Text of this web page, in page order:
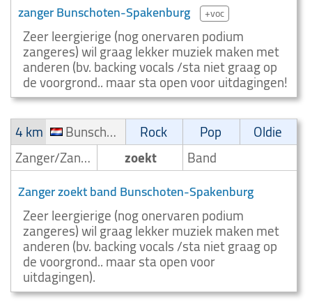
zanger Bunschoten-Spakenburg +voc
Zeer leergierige (nog onervaren podium
zangeres) wil graag lekker muziek maken met
anderen (bv. backing vocals /sta niet graag op
de voorgrond.. maar sta open voor uitdagingen!
4 km
Bunschoten-Spakenburg Rock Pop
Oldie
Zanger/Zangeres
zoekt Band
Zanger zoekt band Bunschoten-Spakenburg
Zeer leergierige (nog onervaren podium
zangeres) wil graag lekker muziek maken met
anderen (bv. backing vocals /sta niet graag op
de voorgrond.. maar sta open voor
uitdagingen).